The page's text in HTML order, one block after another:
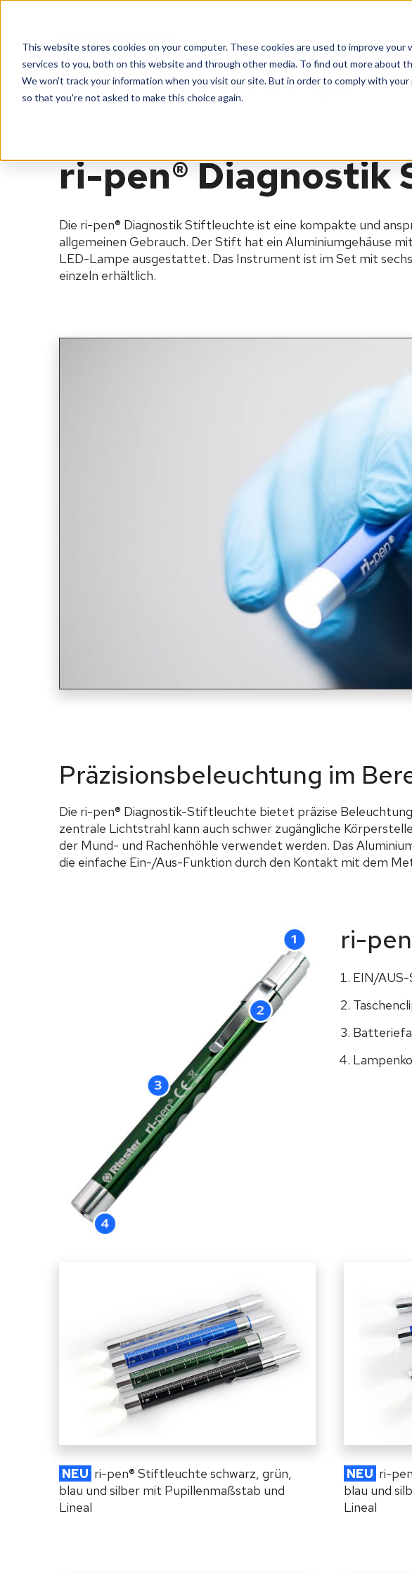
This website stores cookies on your computer. These cookies are used to improve your
services to you, both on this website and through other media. To find out more about
We won't track your information when you visit our site. But in order to comply with
so that you're not asked to make this choice again.
Produkte Service
Home Produkte Medizinische beleuchtung
ri-pen®
Die ri-pen® Diagnostik Stiftleuchte ist eine kompakte und
allgemeinen Gebrauch. Der Stift hat ein Aluminiumgehäuse
LED-Lampe ausgestattet. Das Instrument ist im Set mit
einzeln erhältlich.
Präzisionsbeleuchtung im
Die ri-pen® Diagnostik-Stiftleuchte bietet präzise
zentrale Lichtstrahl kann auch schwer zugängliche
der Mund- und Rachenhöhle verwendet werden. Das
die einfache Ein-/Aus-Funktion durch den Kontakt mit dem
ri-
EIN/
NEU ri-pen® Stiftleuchte schwarz, grün,
blau und silber mit Pupillenmaßstab und
Lineal
NEU ri-
blau und
Lineal